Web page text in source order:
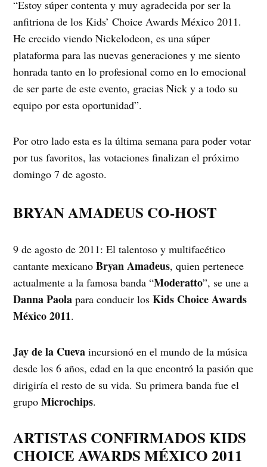
“Estoy súper contenta y muy agradecida por ser la
anfitriona de los Kids’ Choice Awards México 2011.
He crecido viendo Nickelodeon, es una súper
plataforma para las nuevas generaciones y me siento
honrada tanto en lo profesional como en lo emocional
de ser parte de este evento, gracias Nick y a todo su
equipo por esta oportunidad”.
Por otro lado esta es la última semana para poder votar
por tus favoritos, las votaciones finalizan el próximo
domingo 7 de agosto.
BRYAN AMADEUS CO-HOST
9 de agosto de 2011: El talentoso y multifacético
cantante mexicanoBryan Amadeus, quien pertenece
actualmente a la famosa banda “Moderatto”, se une a
Danna Paola para conducir losKids Choice Awards
México 2011.
Jay de la Cueva incursionó en el mundo de la música
desde los 6 años, edad en la que encontró la pasión que
dirigiría el resto de su vida. Su primera banda fue el
grupoMicrochips.
ARTISTAS CONFIRMADOS KIDS
CHOICE AWARDS MÉXICO 2011